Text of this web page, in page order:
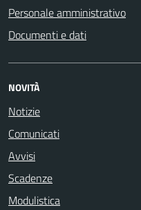
Personale amministrativo
Documenti e dati
NOVITÀ
Notizie
Comunicati
Avvisi
Scadenze
Modulistica